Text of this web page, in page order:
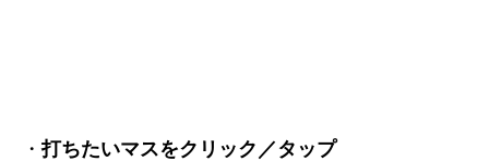
・打ちたいマスをクリック／タップ